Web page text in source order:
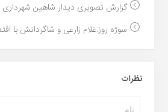
گزارش تصویرى دیدار شاهین
سوژه روز:غلام زارعی و شاگردانش با
نظرات